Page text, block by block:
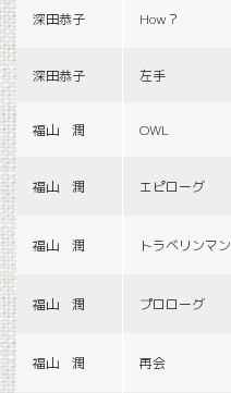
深田恭子 How？
深田恭子 左手
福山 潤 OWL
福山 潤 エピローグ
福山 潤 トラベリンマン
福山 潤 プロローグ
福山 潤 再会